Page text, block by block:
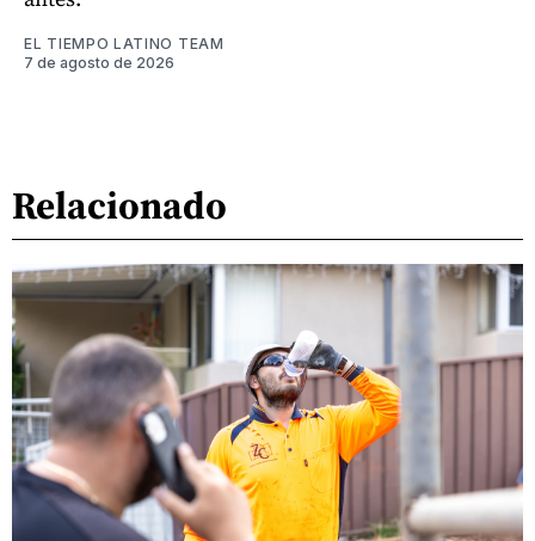
EL TIEMPO LATINO TEAM
7 de agosto de 2026
Relacionado